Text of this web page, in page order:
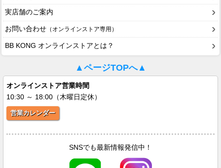
実店舗のご案内
お問い合わせ （オンラインストア専用）
BB KONG オンラインストアとは？
▲ページTOPへ▲
オンラインストア営業時間
10:30 ～ 18:00（木曜日定休）
営業カレンダー
SNSでも最新情報発信中！